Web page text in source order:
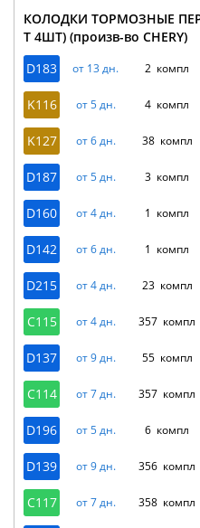
КОЛОДКИ ТОРМОЗНЫЕ
Т 4ШТ) (произв-во CHERY)
D183
от 13 дн. 2 компл
K116 от 5 дн. 4 компл
K127 от 6 дн. 38 компл
D187 от 5 дн. 3 компл
D160 от 4 дн. 1 компл
D142 от 6 дн. 1 компл
D215 от 4 дн. 23 компл
C115 от 4 дн. 357 компл
D137 от 9 дн. 55 компл
C114 от 7 дн. 357 компл
D196 от 5 дн. 6 компл
D139 от 9 дн. 356 компл
C117 от 7 дн. 358 компл